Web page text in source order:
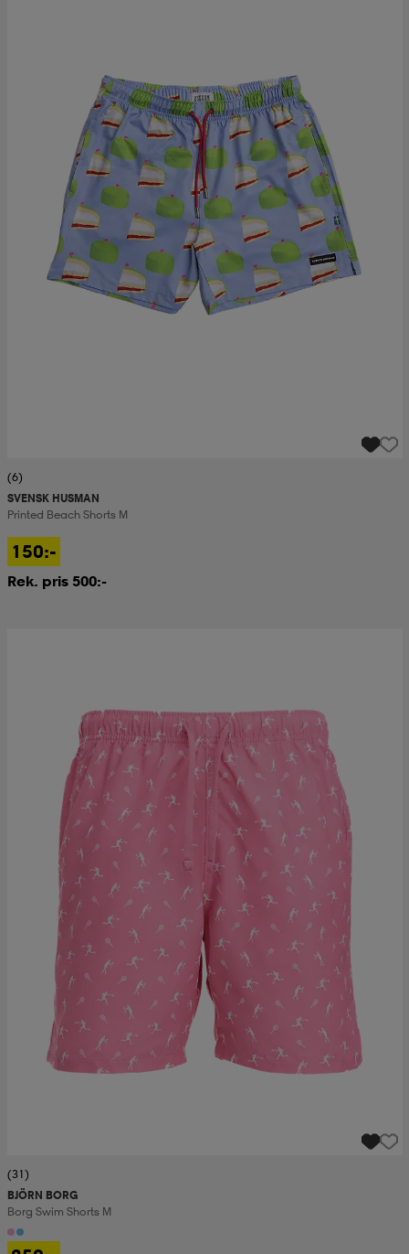
(6)
SVENSK HUSMAN
Printed Beach Shorts M
150:-
Rek. pris 500:-
(31)
BJÖRN BORG
Borg Swim Shorts M